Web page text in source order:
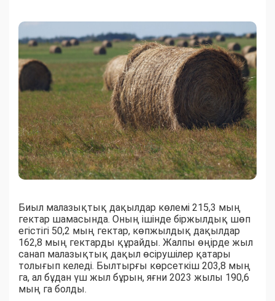
Биыл малазықтық дақылдар көлемі 215,3 мың
гектар шамасында. Оның ішінде біржылдық шөп
егістігі 50,2 мың гектар, көпжылдық дақылдар
162,8 мың гектарды құрайды. Жалпы өңірде жыл
санап малазықтық дақыл өсірушілер қатары
толығып келеді. Былтырғы көрсеткіш 203,8 мың
га, ал бұдан үш жыл бұрын, яғни 2023 жылы 190,6
мың га болды.